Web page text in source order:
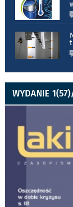
WYDANIE